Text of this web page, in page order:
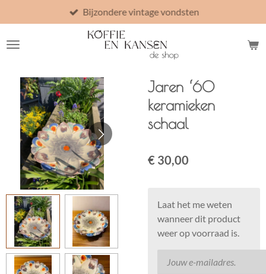
direct
naar
Bijzondere vintage vondsten
Jaren ‘60
keramieken
schaal
€ 30,00
Laat het me weten
wanneer dit product
weer op voorraad is.